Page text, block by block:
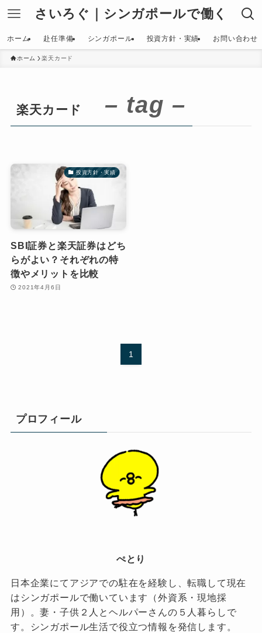
さいろぐ｜シンガポールで働く
ホーム 赴任準備 シンガポール 投資方針・実績 お問い合わせ
ホーム 楽天カード
楽天カード – tag –
投資方針・実績
SBI証券と楽天証券はどち
らがよい？それぞれの特
徴やメリットを比較
2021年4月6日
1
プロフィール
ぺとり
日本企業にてアジアでの駐在を経験し、転職して現在
はシンガポールで働いています（外資系・現地採
用）。妻・子供２人とヘルパーさんの５人暮らしで
す。シンガポール生活で役立つ情報を発信します。